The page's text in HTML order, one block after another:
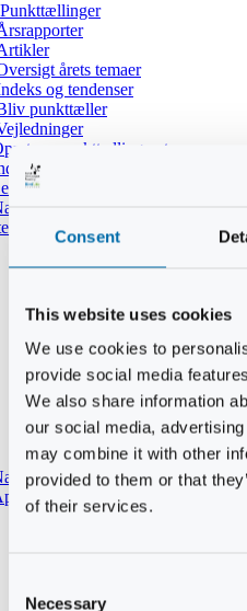
Consent
This website uses cookies
We use cookies to
provide social media
We also share information
our social media,
may combine it with other
provided to them or that
of their services.
Necessary
Punkttællinger
årets temaer
og tendenser
punkttæller
ny punkttællingsrute
udført tælling i DOFbasen
dine tidligere punkttællinger
i mørket
til punkttællinger